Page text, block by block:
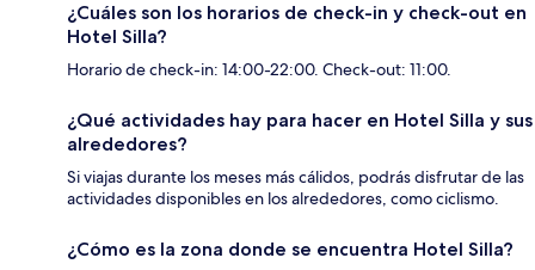
¿Cuáles son los horarios de check-in y check-out en
Hotel Silla?
Horario de check-in: 14:00-22:00. Check-out: 11:00.
¿Qué actividades hay para hacer en Hotel Silla y sus
alrededores?
Si viajas durante los meses más cálidos, podrás disfrutar de las
actividades disponibles en los alrededores, como ciclismo.
¿Cómo es la zona donde se encuentra Hotel Silla?